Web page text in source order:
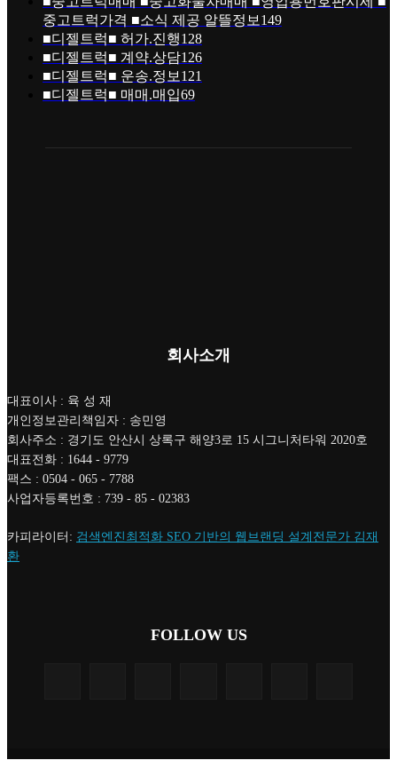
중고트럭가격 ■소식 제공 알뜰정보 149
■디젤트럭■ 허가.진행128
■디젤트럭■ 계약.상담126
■디젤트럭■ 운송.정보 121
■디젤트럭■ 매매.매입69
회사소개
대표이사 : 육 성 재
개인정보관리책임자 : 송민영
회사주소 : 경기도 안산시 상록구 해양3로 15 시그니처타워 2020호
대표전화 : 1644 - 9779
팩스 : 0504 - 065 - 7788
사업자등록번호 : 739 - 85 - 02383
카피라이터: 검색엔진최적화 SEO 기반의 웹브랜딩 설계전문가 김재
환
FOLLOW US